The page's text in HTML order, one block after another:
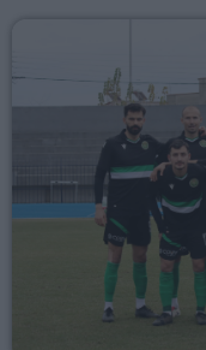
ERKO
05:00 -
ERKO
06:00 -